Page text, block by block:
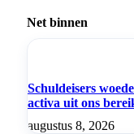
Net binnen
Schuldeisers
activa uit ons
augustus 8, 2026